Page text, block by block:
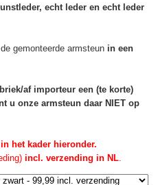
echt leder en echt leder
gemonteerde armsteun in een
af importeur een (te korte)
u onze armsteun daar NIET op
het kader hieronder.
incl. verzending in NL.